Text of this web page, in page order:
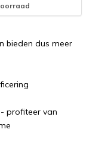
bieden dus meer
profiteer van